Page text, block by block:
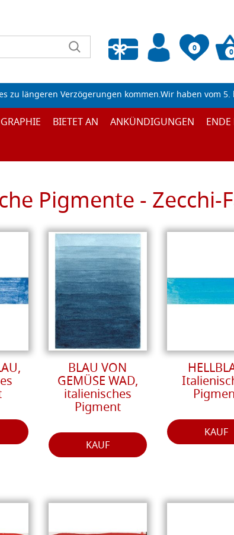
0
Wunschliste leeren
0
zu längeren Verzögerungen kommen.Wir haben vom
BIETET AN ANKÜNDIGUNGEN ENDE
Pigmente - Zecchi-
BLAU VON
GEMÜSE WAD,
italienisches
Pigment
KAUF
KAUF